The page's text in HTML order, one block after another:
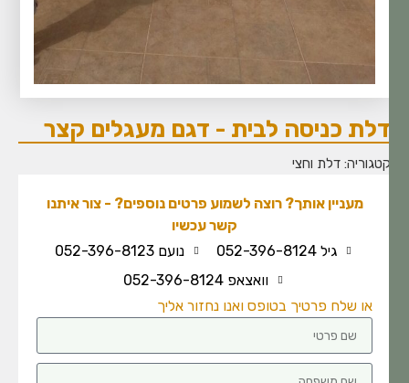
כניסה לבית - דגם מעגלים קצר
דלת וחצי
מעניין אותך? רוצה לשמוע פרטים נוספים? - צור איתנו
קשר עכשיו
גיל 052-396-8124
נועם 052-396-8123
וואצאפ 052-396-8124
או שלח פרטיך בטופס ואנו נחזור אליך